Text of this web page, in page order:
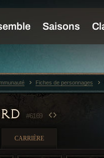
#6169
CARRIÈRE
Fiches de personnages